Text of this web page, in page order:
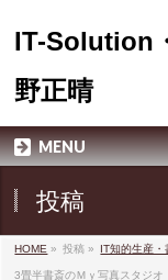
IT-Solution
野正晴
MENU
投稿
HOME » 投稿 » IT知的生産・
3畳半書斎のＭｙ写真スタジオ